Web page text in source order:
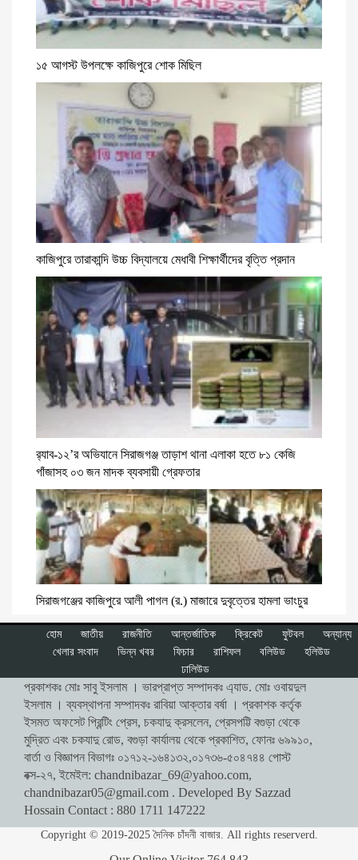
১৫ আগস্ট উপলক্ষে কাজিপুরে শোক মিছিল
কাজিপুরে তারাকান্দি উচ্চ বিদ্যালয়ে মেধাবী শিক্ষার্থীদের বৃত্তি প্রদান
র‌্যাব-১২’র অভিযানে সিরাজগঞ্জ তাড়াশ থানা এলাকা হতে ৮১ কেজি
গাঁজাসহ ০৩ জন মাদক ব্যবসায়ী গ্রেফতার
সিরাজগঞ্জের কাজিপুরে আলী পাগল (র.) মাজারে দুবৃত্তের হামলা ভাংচুর
হোম জাতীয় রাজনীতি আন্তর্জাতিক ক্রিকেট ফুটবল
অন্যান্য
খেলার সংবাদ
ভিন্ন খবর ফিচার রাশিফল বলিউড
হলিউড
ঢালিউড
প্রকাশকঃ মোঃ সাবু ইসলাম । ভারপ্রাপ্ত সম্পাদকঃ এ্যাড. মোঃ ওবায়দুল
ইসলাম । ব্যবস্থাপনা সম্পাদকঃ রাবিয়া আক্তার বর্ষা । প্রকাশক কর্তৃক
ইসমত অফসেট প্রিন্টিং প্রেস, চকযাদু ক্রসলেন, প্রেসপট্টি বগুড়া থেকে
মুদ্রিত এবং চকযাদু রোড, বগুড়া কার্যালয় থেকে প্রকাশিত, ফোনঃ ৬৯৯১০,
বার্তা ও বিজ্ঞাপন বিভাগঃ ০১৭১২-১৬৪১৩২,০১৭৩৬-৫০৪৭৪৪ পোস্ট
বক্স-২৭, ইমেইল: chandnibazar_69@yahoo.com,
chandnibazar05@gmail.com . Developed By Sazzad
Hossain Contact : 880 1711 147222
Copyright © 2019-2025 দৈনিক চাঁদনী বাজার. All rights reserverd.